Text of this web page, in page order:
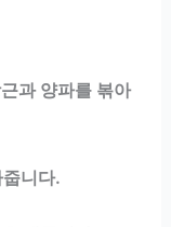
과 양파를 볶아
니다.